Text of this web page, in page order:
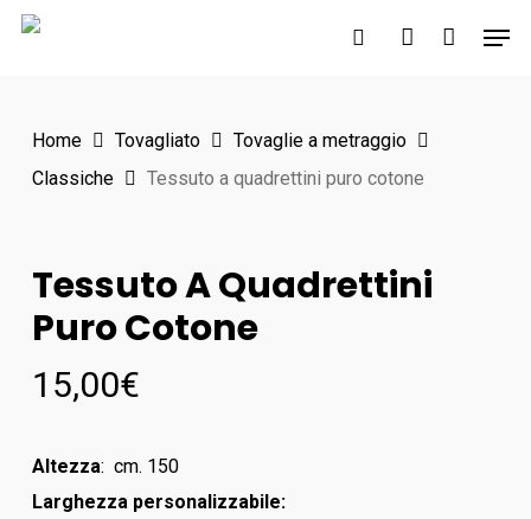
Skip
search account
Home Tovagliato
Tovaglie a metraggio
Classiche
Tessuto a quadrettini puro cotone
Tessuto A Quadrettini
Puro Cotone
15,00€
Altezza: cm. 150
Larghezza personalizzabile: